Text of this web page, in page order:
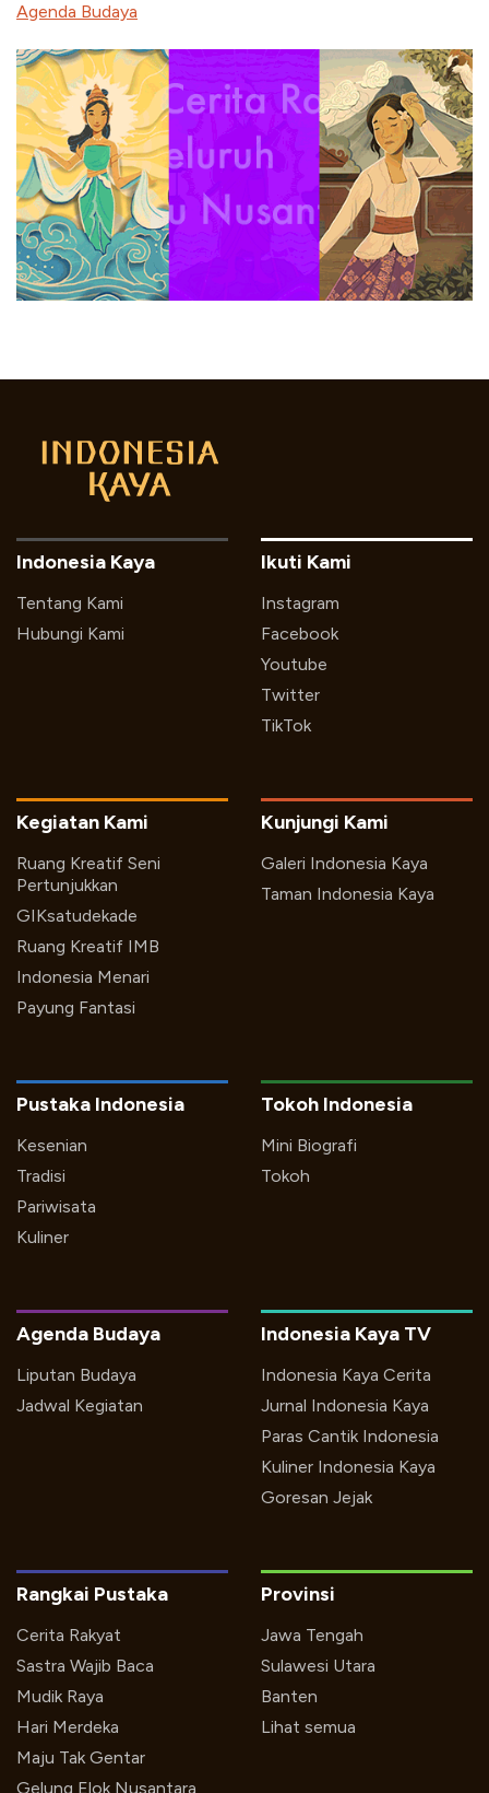
Agenda Budaya
Indonesia Kaya
Tentang Kami
Hubungi Kami
Ikuti Kami
Instagram
Facebook
Youtube
Twitter
TikTok
Kegiatan Kami
Ruang Kreatif Seni
Pertunjukkan
GIKsatudekade
Ruang Kreatif IMB
Indonesia Menari
Payung Fantasi
Kunjungi Kami
Galeri Indonesia Kaya
Taman Indonesia Kaya
Pustaka Indonesia
Kesenian
Tradisi
Pariwisata
Kuliner
Tokoh Indonesia
Mini Biografi
Tokoh
Indonesia Kaya TV
Indonesia Kaya Cerita
Jurnal Indonesia Kaya
Paras Cantik Indonesia
Kuliner Indonesia Kaya
Goresan Jejak
Agenda Budaya
Liputan Budaya
Jadwal Kegiatan
Rangkai Pustaka
Cerita Rakyat
Sastra Wajib Baca
Mudik Raya
Hari Merdeka
Maju Tak Gentar
Gelung Elok Nusantara
Provinsi
Jawa Tengah
Sulawesi Utara
Banten
Lihat semua